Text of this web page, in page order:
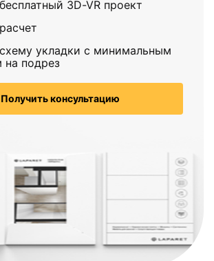
3D-VR проект
укладки с минимальным
на подрез
Получить консультацию